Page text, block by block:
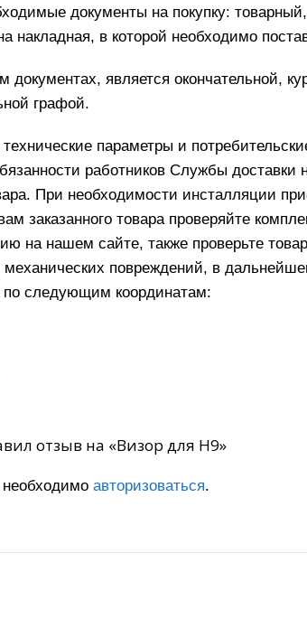
документы на покупку:
накладная, в которой необходимо
является окончательной,
графой.
параметры и
работников Службы
При необходимости инсталляции
заказанного товара проверяйте
на нашем сайте, также проверьте
механических повреждений, в
по следующим координатам:
отзыв на «Визор для H9»
авторизоваться.